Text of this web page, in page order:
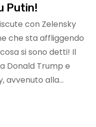
Putin!
con Zelensky
che sta affliggendo
si sono detti! Il
Donald Trump e
avvenuto alla…